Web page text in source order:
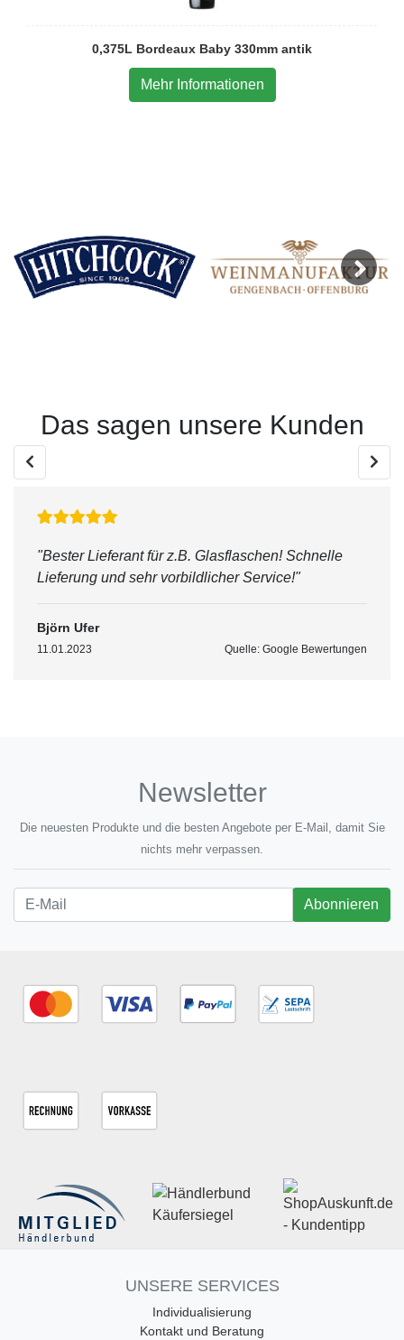
0,375L Bordeaux Baby 330mm antik
Mehr Informationen
Das sagen unsere Kunden
"Bester Lieferant für z.B. Glasflaschen! Schnelle
Lieferung und sehr vorbildlicher Service!"
Björn Ufer
11.01.2023 Quelle: Google Bewertungen
Newsletter
Die neuesten Produkte und die besten Angebote per E-Mail, damit Sie
nichts mehr verpassen.
Newsletter
Abonnieren
UNSERE SERVICES
Individualisierung
Kontakt und Beratung